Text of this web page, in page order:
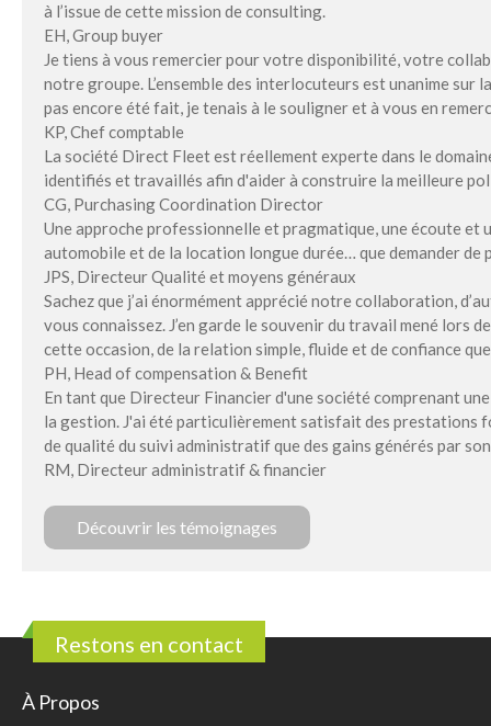
à l’issue de cette mission de consulting.
EH, Group buyer
Je tiens à vous remercier pour votre disponibilité, votre
notre groupe. L’ensemble des interlocuteurs est unanime
pas encore été fait, je tenais à le souligner et à vous en
KP, Chef comptable
La société Direct Fleet est réellement experte dans le
identifiés et travaillés afin d'aider à construire la meilleure
CG, Purchasing Coordination Director
Une approche professionnelle et pragmatique, une écoute et
automobile et de la location longue durée… que demander de
JPS, Directeur Qualité et moyens généraux
Sachez que j’ai énormément apprécié notre collaboration,
vous connaissez. J’en garde le souvenir du travail mené lors
cette occasion, de la relation simple, fluide et de confiance
PH, Head of compensation & Benefit
En tant que Directeur Financier d'une société comprenant
la gestion. J'ai été particulièrement satisfait des prestations
de qualité du suivi administratif que des gains générés par
RM, Directeur administratif & financier
Découvrir les témoignages
Restons en contact
À Propos